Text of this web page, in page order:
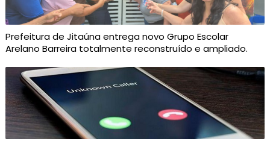
Prefeitura de Jitaúna entrega novo Grupo Escolar
Arelano Barreira totalmente reconstruído e ampliado.